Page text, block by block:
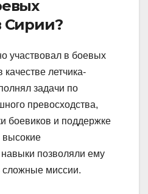
Сирии?
участвовал в боевых
летчика-
задачи по
превосходства,
боевиков и поддержке
высокие
позволяли ему
миссии.